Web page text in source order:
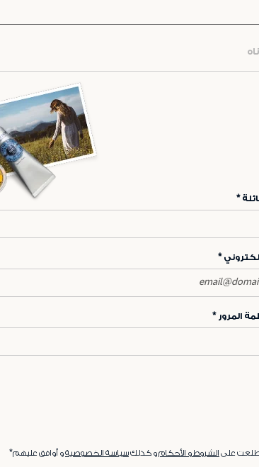
المرور
على الشروط و الأحكامو كذلكسياسة الخصوصيةو أوافق عليهم*